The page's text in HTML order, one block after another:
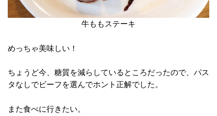
牛ももステーキ
めっちゃ美味しい！
ちょうど今、糖質を減らしているところだったので、パス
タなしでビーフを選んでホント正解でした。
また食べに行きたい。